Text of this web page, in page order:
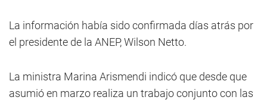
La información había sido confirmada días atrás por
el presidente de la ANEP, Wilson Netto.
La ministra Marina Arismendi indicó que desde que
asumió en marzo realiza un trabajo conjunto con las